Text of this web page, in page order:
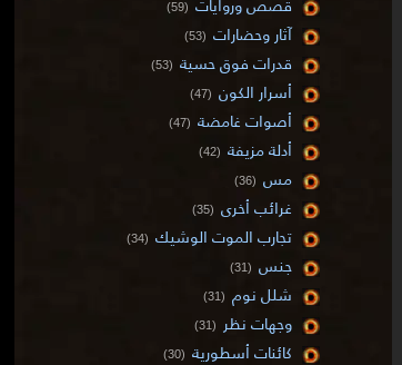
(59)
آثار وحضارات (53)
قدرات فوق حسية (53)
أسرار الكون (47)
أصوات غامضة (47)
أدلة مزيفة (42)
مس (36)
غرائب أخرى (35)
تجارب الموت الوشيك (34)
جنس (31)
شلل نوم (31)
وجهات نظر (31)
كائنات أسطورية (30)